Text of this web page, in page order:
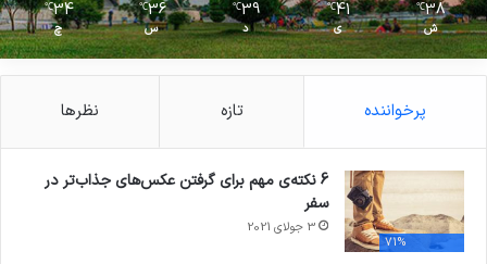
38
℃
ش
41
℃
ی
39
℃
د
36
℃
س
34
℃
چ
پرخواننده تازه نظرها
71%
6 نکته‌ی مهم برای گرفتن عکس‌های جذاب‌تر در
سفر
3 جولای 2021